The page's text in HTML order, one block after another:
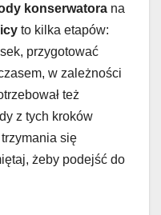
konserwatora na
to kilka etapów:
przygotować
w zależności
też
z tych kroków
się
żeby podejść do